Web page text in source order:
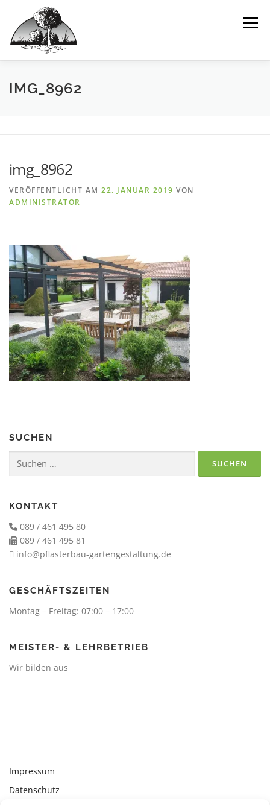
springen
Inhalt
springen
Menü
HOME WIR
IMG_8962
img_8962
VERÖFFENTLICHT AM 22. JANUAR 2019 VON
ADMINISTRATOR
SUCHEN
Suchen
KONTAKT
089 / 461 495 80
089 / 461 495 81
info@pflasterbau-gartengestaltung.de
GESCHÄFTSZEITEN
Montag – Freitag: 07:00 – 17:00
MEISTER- & LEHRBETRIEB
Wir bilden aus
Impressum
Datenschutz